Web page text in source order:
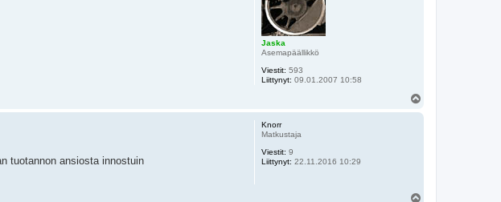
Jaska
Asemapäällikkö
Viestit: 593
Liittynyt: 09.01.2007 10:58
Knorr
Matkustaja
Viestit: 9
Liittynyt: 22.11.2016 10:29
tuotannon ansiosta innostuin